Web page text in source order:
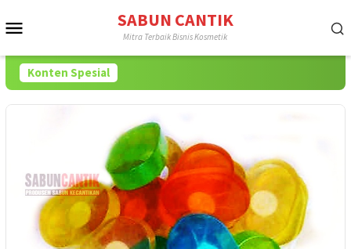
ke
SABUN CANTIK
Mitra Terbaik Bisnis Kosmetik
Konten Spesial